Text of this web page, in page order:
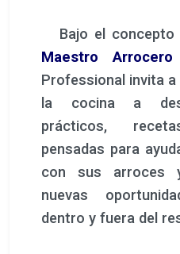
Bajo el concepto
Maestro
Professional invita
la cocina a
prácticos,
pensadas para
con sus arroces
nuevas
dentro y fuera del